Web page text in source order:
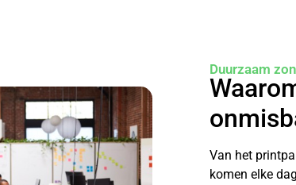
Duurzaam
Van het
komen elke